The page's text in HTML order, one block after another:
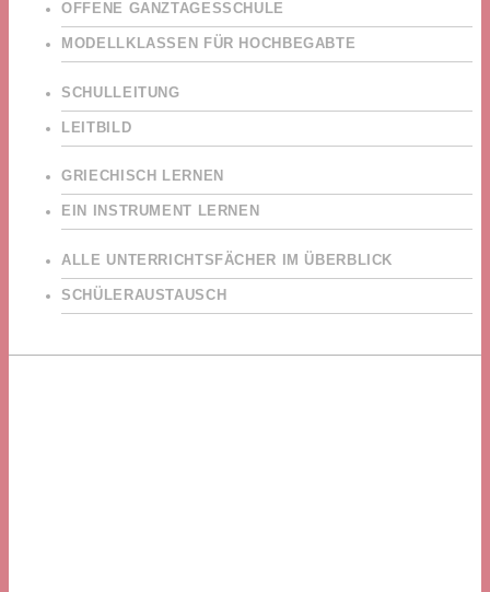
OFFENE GANZTAGESSCHULE
MODELLKLASSEN FÜR HOCHBEGABTE
SCHULLEITUNG
LEITBILD
GRIECHISCH LERNEN
EIN INSTRUMENT LERNEN
ALLE UNTERRICHTSFÄCHER IM ÜBERBLICK
SCHÜLERAUSTAUSCH